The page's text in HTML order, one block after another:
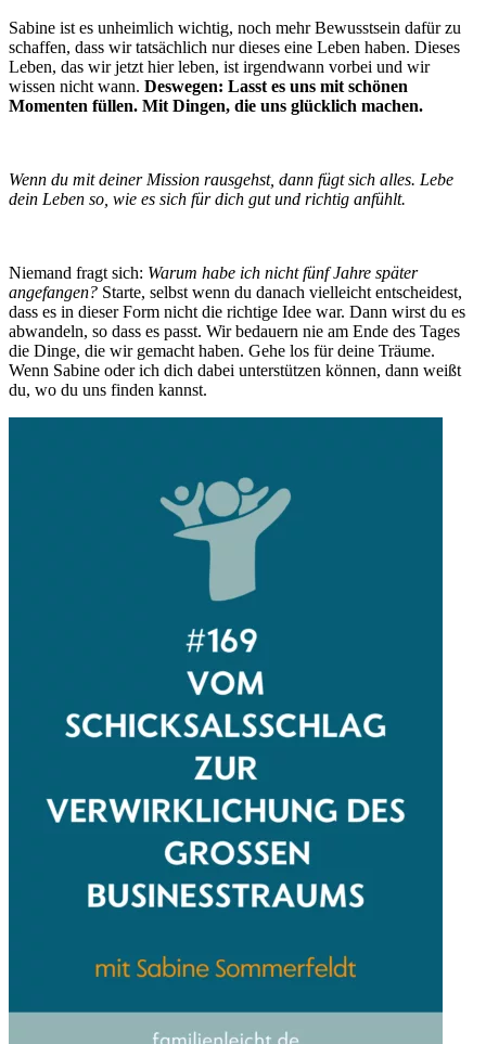
Sabine ist es unheimlich wichtig, noch mehr Bewusstsein dafür zu
schaffen, dass wir tatsächlich nur dieses eine Leben haben. Dieses
Leben, das wir jetzt hier leben, ist irgendwann vorbei und wir
wissen nicht wann. Deswegen: Lasst es uns mit schönen
Momenten füllen. Mit Dingen, die uns glücklich machen.
Wenn du mit deiner Mission rausgehst, dann fügt sich alles. Lebe
dein Leben so, wie es sich für dich gut und richtig anfühlt.
Niemand fragt sich: Warum habe ich nicht fünf Jahre später
angefangen? Starte, selbst wenn du danach vielleicht entscheidest,
dass es in dieser Form nicht die richtige Idee war. Dann wirst du es
abwandeln, so dass es passt. Wir bedauern nie am Ende des Tages
die Dinge, die wir gemacht haben. Gehe los für deine Träume.
Wenn Sabine oder ich dich dabei unterstützen können, dann weißt
du, wo du uns finden kannst.